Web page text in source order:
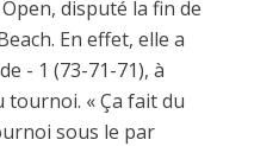
disputé la fin de
En effet, elle a
- 1 (73-71-71), à
tournoi. « Ça fait du
sous le par